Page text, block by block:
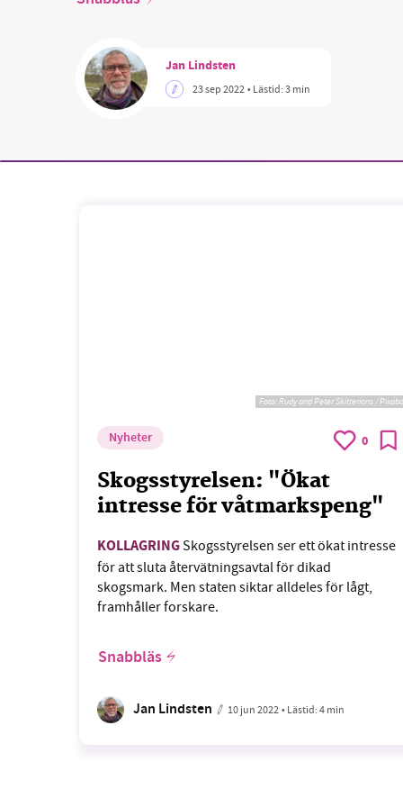
Jan Lindsten
23 sep 2022• Lästid:3 min
Foto:Rudy and Peter Skitterians /
Nyheter 0
Skogsstyrelsen: "Ökat
intresse för våtmarkspeng"
KOLLAGRINGSkogsstyrelsen ser ett ökat intresse
för att sluta återvätningsavtal för dikad
skogsmark. Men staten siktar alldeles för lågt,
framhåller forskare.
Snabbläs
Jan Lindsten 10 jun 2022• Lästid:4 min